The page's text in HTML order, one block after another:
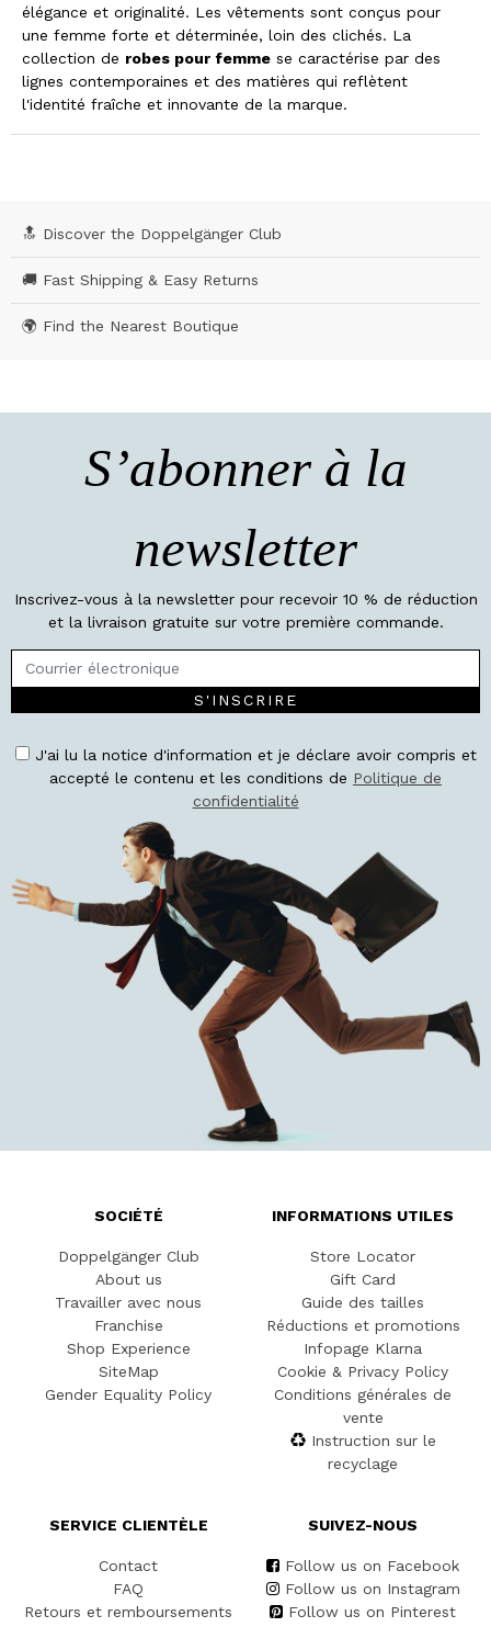
élégance et originalité. Les vêtements sont conçus pour
une femme forte et déterminée, loin des clichés. La
collection de robes pour femme se caractérise par des
lignes contemporaines et des matières qui reflètent
l'identité fraîche et innovante de la marque.
🔝 Discover the Doppelgänger Club
🚚 Fast Shipping & Easy Returns
🌍 Find the Nearest Boutique
S’abonner à la
newsletter
Inscrivez-vous à la newsletter pour recevoir 10 % de réduction
et la livraison gratuite sur votre première commande.
S'INSCRIRE
J'ai lu la notice d'information et je déclare avoir compris et
accepté le contenu et les conditions de Politique de
confidentialité
SOCIÉTÉ
Doppelgänger Club
About us
Travailler avec nous
Franchise
Shop Experience
SiteMap
Gender Equality Policy
INFORMATIONS UTILES
Store Locator
Gift Card
Guide des tailles
Réductions et promotions
Infopage Klarna
Cookie & Privacy Policy
Conditions générales de
vente
Instruction sur le
recyclage
SERVICE CLIENTÈLE
Contact
FAQ
Retours et remboursements
SUIVEZ-NOUS
Follow us on Facebook
Follow us on Instagram
Follow us on Pinterest